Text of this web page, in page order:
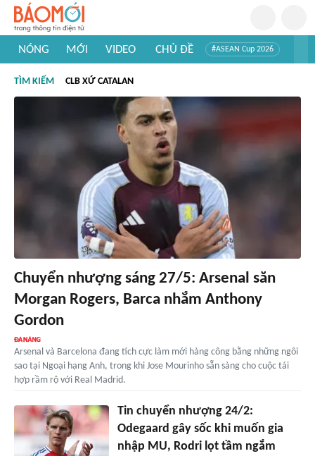
NÓNG MỚI VIDEO CHỦ ĐỀ #ASEAN Cup 2026
#Khám phá thế giới
TÌM KIẾM CLB XỨ CATALAN
Chuyển nhượng sáng 27/5: Arsenal săn
Morgan Rogers, Barca nhắm Anthony
Gordon
Arsenal và Barcelona đang tích cực làm mới hàng công bằng những ngôi
sao tại Ngoại hạng Anh, trong khi Jose Mourinho sẵn sàng cho cuộc tái
hợp rầm rộ với Real Madrid.
Tin chuyển nhượng 24/2:
Odegaard gây sốc khi muốn gia
nhập MU, Rodri lọt tầm ngắm